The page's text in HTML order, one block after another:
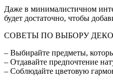
Даже в минималистичном
будет достаточно, чтобы
СОВЕТЫ ПО ВЫБОРУ
– Выбирайте предметы,
– Отдавайте предпочтение
– Соблюдайте цветовую